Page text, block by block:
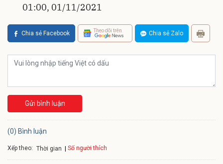
01:00, 01/11/2021
Chia sẻ Facebook Theo dõi trên Chia sẻ Zalo
Gửi bình luận
(0) Bình luận
Xếp theo: Thời gian Số người thích